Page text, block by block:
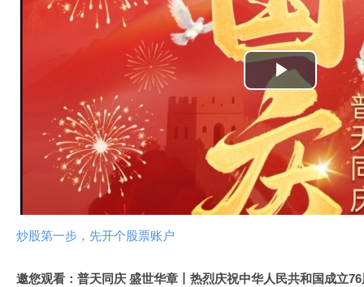
播
放
视
频
炒股第一步，先开个股票账户
邀您观看：普天同庆 盛世华章丨热烈庆祝中华人民共和国成立